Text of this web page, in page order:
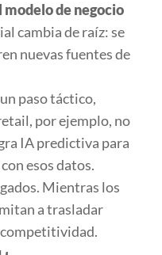
de negocio
cambia de raíz: se
nuevas fuentes de
paso táctico,
por ejemplo, no
IA predictiva para
esos datos.
Mientras los
a trasladar
competitividad.